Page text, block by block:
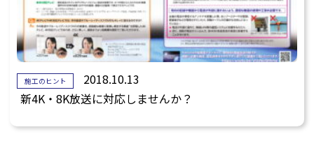
施工のヒント
2018.10.13
新4K・8K放送に対応しませんか？